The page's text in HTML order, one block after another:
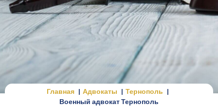
Главная Адвокаты
Тернополь
Военный адвокат Тернополь